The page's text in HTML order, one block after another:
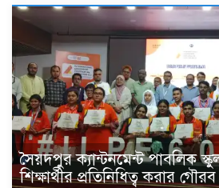
সৈয়দপুর ক্যান্টনমেন্ট পাবলিক
শিক্ষার্থীর প্রতিনিধিত্ব করার